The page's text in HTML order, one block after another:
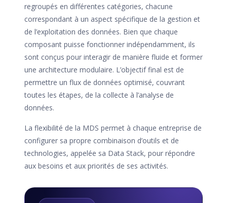
regroupés en différentes catégories, chacune
correspondant à un aspect spécifique de la gestion et
de l’exploitation des données. Bien que chaque
composant puisse fonctionner indépendamment, ils
sont conçus pour interagir de manière fluide et former
une architecture modulaire. L’objectif final est de
permettre un flux de données optimisé, couvrant
toutes les étapes, de la collecte à l’analyse de
données.
La flexibilité de la MDS permet à chaque entreprise de
configurer sa propre combinaison d’outils et de
technologies, appelée sa Data Stack, pour répondre
aux besoins et aux priorités de ses activités.